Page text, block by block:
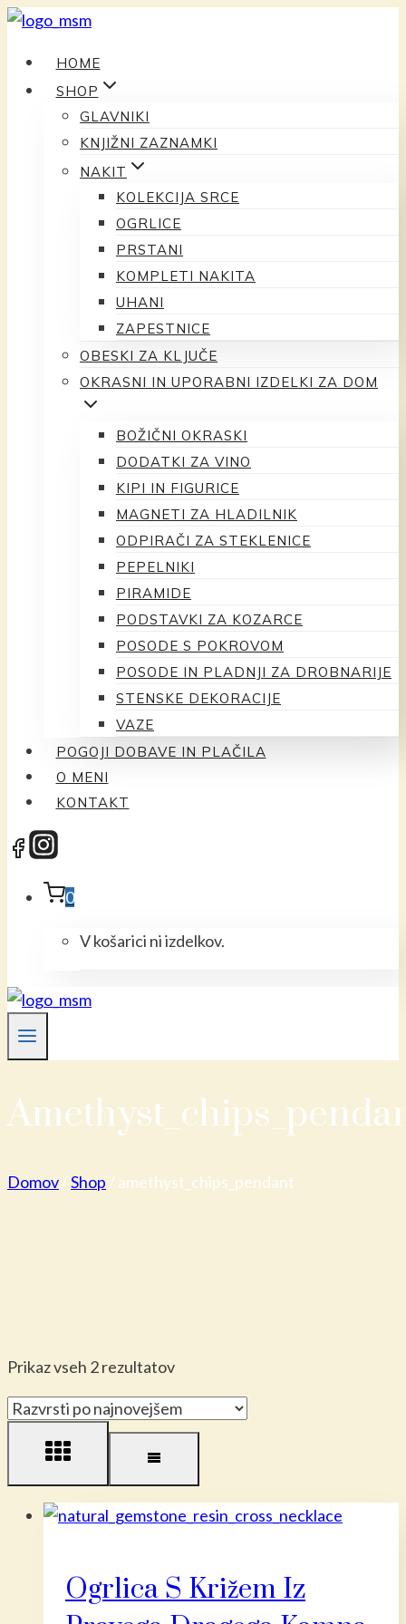
Preskoči
vsebinoHOME
SHOP
GLAVNIKI
KNJIŽNI ZAZNAMKI
NAKIT
KOLEKCIJA SRCE
OGRLICE
PRSTANI
KOMPLETI NAKITA
UHANI
ZAPESTNICE
OBESKI ZA KLJUČE
OKRASNI IN UPORABNI IZDELKI ZA DOM
BOŽIČNI OKRASKI
DODATKI ZA VINO
KIPI IN FIGURICE
MAGNETI ZA HLADILNIK
ODPIRAČI ZA STEKLENICE
PEPELNIKI
PIRAMIDE
PODSTAVKI ZA KOZARCE
POSODE S POKROVOM
POSODE IN PLADNJI ZA DROBNARIJE
STENSKE DEKORACIJE
VAZE
POGOJI DOBAVE IN PLAČILA
O MENI
KONTAKT
0
V košarici ni izdelkov.
Domov/Shop / amethyst_chips_pendant
Prikaz vseh 2 rezultatovRazvrščeno
datumu
Ogrlica S Križem Iz